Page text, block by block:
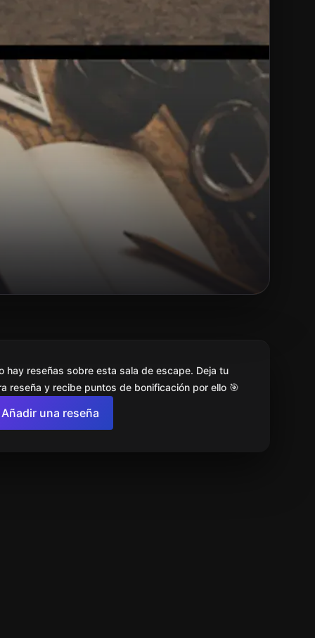
hay reseñas sobre esta sala de escape. Deja tu
reseña y recibe puntos de bonificación por ello 🎯
Añadir una reseña